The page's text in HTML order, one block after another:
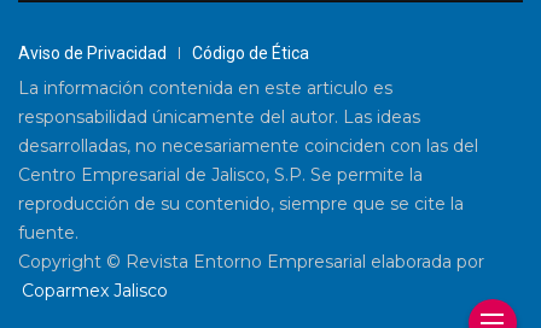
Aviso de Privacidad Código de Ética
La información contenida en este articulo es
responsabilidad únicamente del autor. Las ideas
desarrolladas, no necesariamente coinciden con las del
Centro Empresarial de Jalisco, S.P. Se permite la
reproducción de su contenido, siempre que se cite la
fuente.
Copyright © Revista Entorno Empresarial elaborada por
Coparmex Jalisco